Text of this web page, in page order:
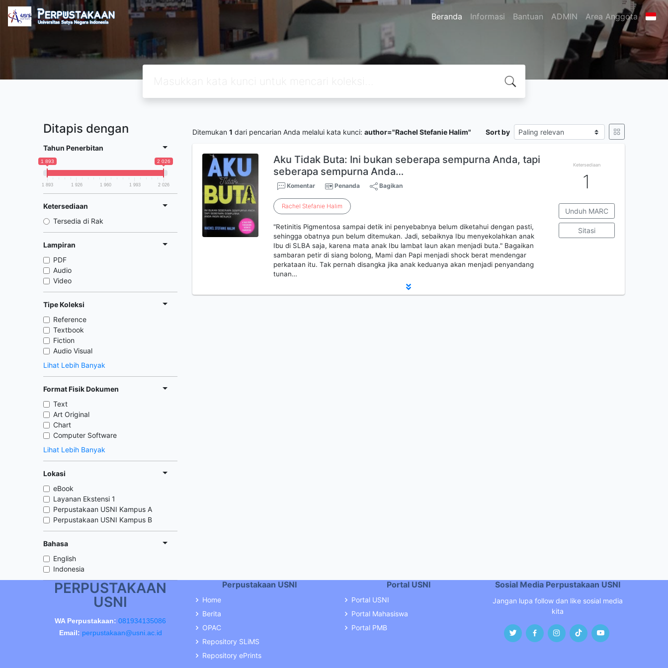
Beranda Informasi Bantuan ADMIN Area Anggota
Ditapis dengan
Tahun Penerbitan
1 893 2 026
1 893 1 926 1 960 1 993 2 026
Ketersediaan
Tersedia di Rak
Lampiran
PDF
Audio
Video
Tipe Koleksi
Reference
Textbook
Fiction
Audio Visual
Lihat Lebih Banyak
Format Fisik Dokumen
Text
Art Original
Chart
Computer Software
Lihat Lebih Banyak
Lokasi
eBook
Layanan Ekstensi 1
Perpustakaan USNI Kampus A
Perpustakaan USNI Kampus B
Bahasa
English
Indonesia
Ditemukan 1 dari pencarian Anda melalui kata kunci: author="Rachel Stefanie Halim" Sort by
Aku Tidak Buta: Ini bukan seberapa sempurna Anda, tapi
seberapa sempurna Anda…
Komentar Penanda Bagikan
Rachel Stefanie Halim
"Retinitis Pigmentosa sampai detik ini penyebabnya belum diketahui dengan pasti,
sehingga obatnya pun belum ditemukan. Jadi, sebaiknya Ibu menyekolahkan anak
Ibu di SLBA saja, karena mata anak Ibu lambat laun akan menjadi buta." Bagaikan
sambaran petir di siang bolong, Mami dan Papi menjadi shock berat mendengar
perkataan itu. Tak pernah disangka jika anak keduanya akan menjadi penyandang
tunan…
Ketersediaan
1
Unduh MARC
Sitasi
PERPUSTAKAAN
USNI
WA Perpustakaan: 081934135086
Email: perpustakaan@usni.ac.id
Perpustakaan USNI
Home
Berita
OPAC
Repository SLiMS
Repository ePrints
Portal USNI
Portal USNI
Portal Mahasiswa
Portal PMB
Sosial Media Perpustakaan USNI
Jangan lupa follow dan like sosial media
kita